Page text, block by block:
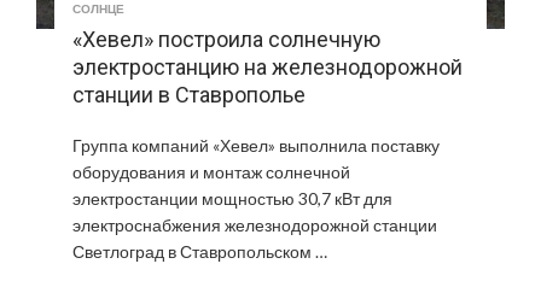
СОЛНЦЕ
«Хевел» построила солнечную
электростанцию на железнодорожной
станции в Ставрополье
Группа компаний «Хевел» выполнила поставку
оборудования и монтаж солнечной
электростанции мощностью 30,7 кВт для
электроснабжения железнодорожной станции
Светлоград в Ставропольском …